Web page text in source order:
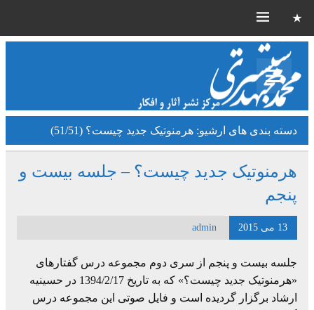
دسته بندی های ارشیو: هرمنوتیک جدید چیست؟ (51/51)
هرمنوتیک جدید چیست؟ – جلسه بیست و
پنجم
13 می 2015 admin
جلسه بیست و پنجم از سری دوم مجموعه درس گفتارهای
«هرمنوتیک جدید چیست؟» که به تاریخ 1394/2/17 در حسینیه
ارشاد برگزار گردیده است و فایل صوتی این مجموعه درس